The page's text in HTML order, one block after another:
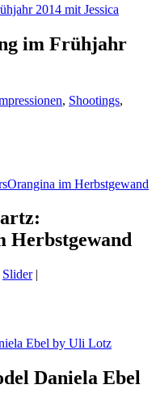
im Frühjahr
, Shootings,
Herbstgewand
Slider|
Daniela Ebel